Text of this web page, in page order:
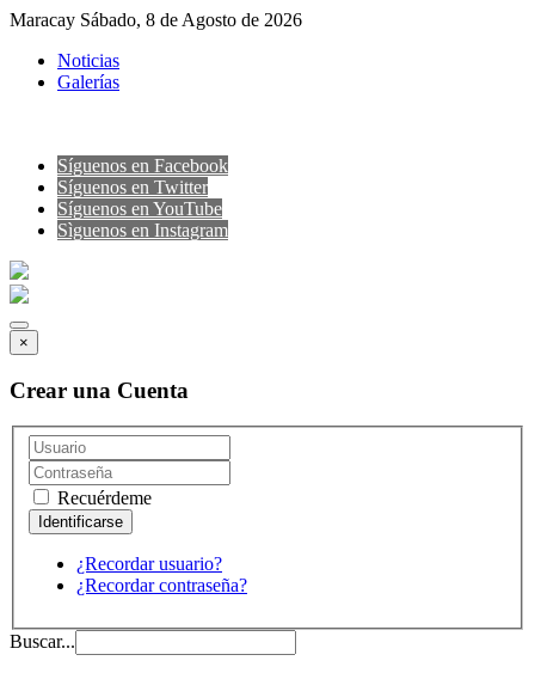
Maracay Sábado, 8 de Agosto de 2026
Noticias
Galerías
Síguenos en Facebook
Síguenos en Twitter
Síguenos en YouTube
Sìguenos en Instagram
×
Crear una Cuenta
Recuérdeme
¿Recordar usuario?
¿Recordar contraseña?
Buscar...